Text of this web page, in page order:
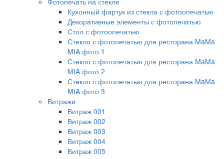
Кухонный фартук из стекла с фотоопечатью
Декоративные элементы с фотопечатью
Стол с фотоопечатью
Стекло с фотопечатью для ресторана MaMa
MIA фото 1
Стекло с фотопечатью для ресторана MaMa
MIA фото 2
Стекло с фотопечатью для ресторана MaMa
MIA фото 3
Витражи
Витраж 001
Витраж 002
Витраж 003
Витраж 004
Витраж 005